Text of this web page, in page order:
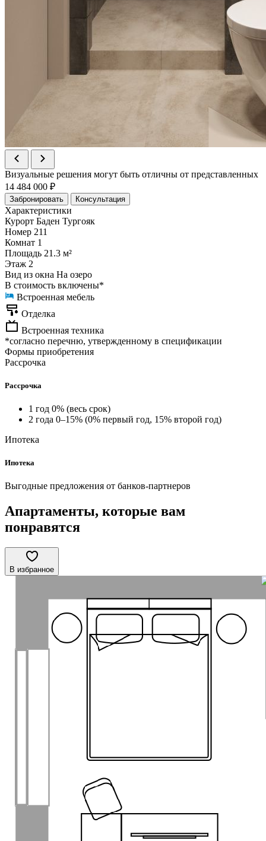
Визуальные решения могут быть отличны от представленных
14 484 000 ₽
Забронировать Консультация
Характеристики
Курорт Баден Тургояк
Номер 211
Комнат 1
Площадь 21.3 м²
Этаж 2
Вид из окна На озеро
В стоимость включены*
Встроенная мебель
Отделка
Встроенная техника
*согласно перечню, утвержденному в спецификации
Формы приобретения
Рассрочка
Рассрочка
1 год 0% (весь срок)
2 года 0–15% (0% первый год, 15% второй год)
Ипотека
Ипотека
Выгодные предложения от банков-партнеров
Апартаменты, которые вам
понравятся
В избранное